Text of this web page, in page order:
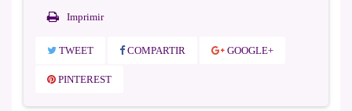
Imprimir
TWEET COMPARTIR GOOGLE+
PINTEREST